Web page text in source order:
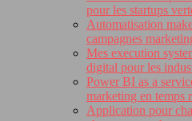
pour les startups
Automatisation
campagnes
Mes execution
digital pour les
Power BI as a
marketing en temps
Application pour